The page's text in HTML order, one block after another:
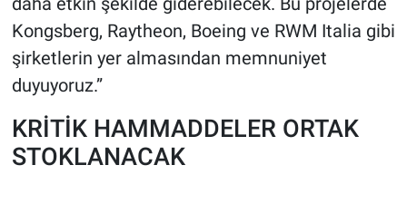
Kongsberg, Raytheon, Boeing ve RWM Italia gibi
şirketlerin yer almasından memnuniyet
duyuyoruz.”
KRİTİK HAMMADDELER ORTAK
STOKLANACAK